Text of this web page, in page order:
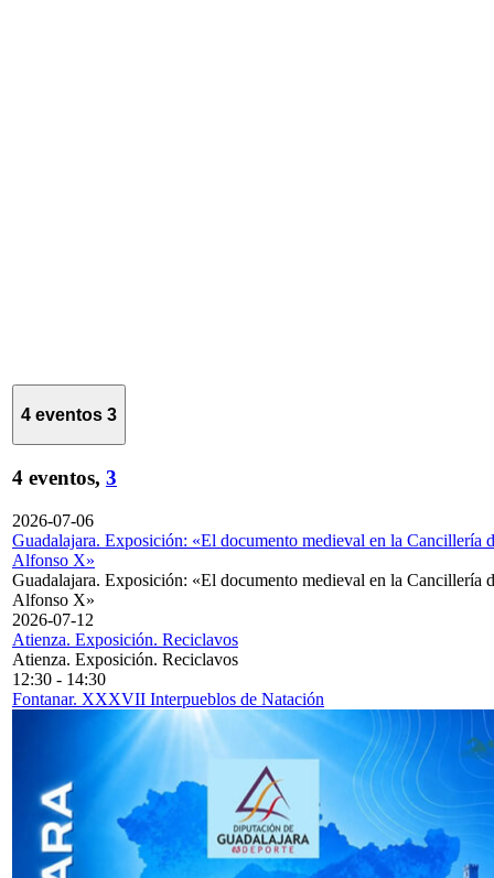
4 eventos 3
4 eventos, 3
2026-07-06
Guadalajara. Exposición: «El documento medieval en la Cancillería
Alfonso X»
Guadalajara. Exposición: «El documento medieval en la Cancillería
Alfonso X»
2026-07-12
Atienza. Exposición. Reciclavos
Atienza. Exposición. Reciclavos
12:30 - 14:30
Fontanar. XXXVII Interpueblos de Natación